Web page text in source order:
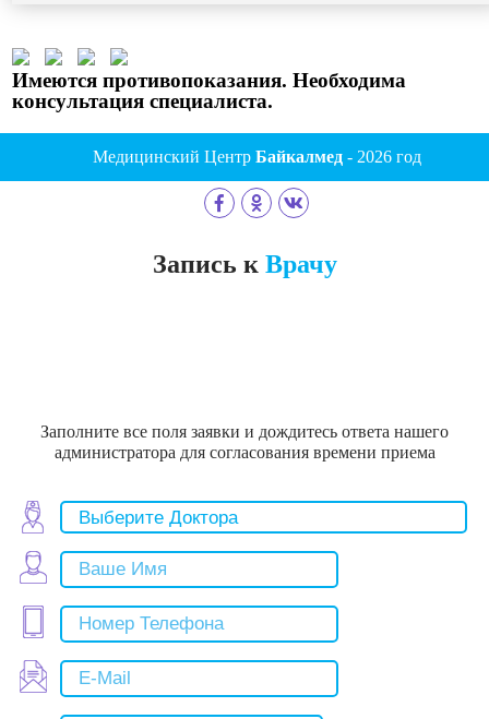
Имеются противопоказания. Необходима
консультация специалиста.
Медицинский Центр Байкалмед- 2026 год
Запись к Врачу
Заполните все поля заявки и дождитесь ответа нашего
администратора для согласования времени приема